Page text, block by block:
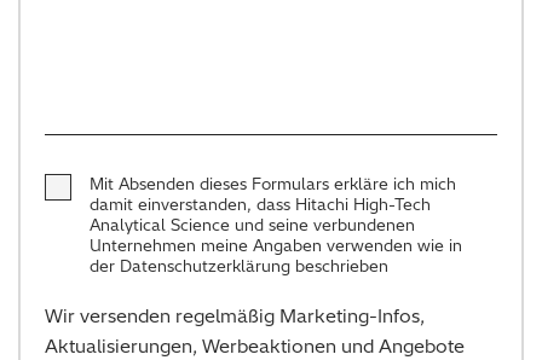
Mit Absenden dieses Formulars erkläre ich mich
damit einverstanden, dass Hitachi High-Tech
Analytical Science und seine verbundenen
Unternehmen meine Angaben verwenden wie in
der Datenschutzerklärung beschrieben
Wir versenden regelmäßig Marketing-Infos,
Aktualisierungen, Werbeaktionen und Angebote